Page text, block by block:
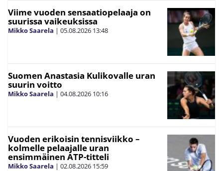
Viime vuoden sensaatiopelaaja on
suurissa vaikeuksissa
Mikko Saarela | 05.08.2026 13:48
Suomen Anastasia Kulikovalle uran
suurin voitto
Mikko Saarela | 04.08.2026 10:16
Vuoden erikoisin tennisviikko –
kolmelle pelaajalle uran
ensimmäinen ATP-titteli
Mikko Saarela | 02.08.2026 15:59